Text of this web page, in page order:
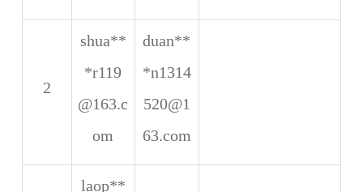
2
shua**
*r119
@163.c
om
duan**
*n1314
520@1
63.com
laop**